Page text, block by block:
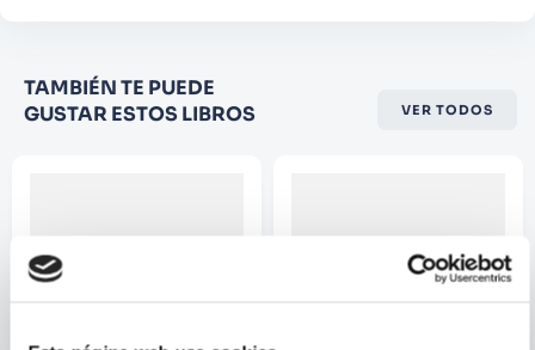
Califique el producto de 1 a 5
estrellas
TAMBIÉN TE PUEDE
GUSTAR ESTOS LIBROS
VER TODOS